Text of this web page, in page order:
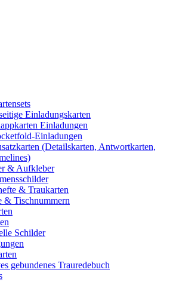
Einladungskarten
Einladungen
Einladungen
(Detailskarten, Antwortkarten,
& Aufkleber
& Traukarten
& Tischnummern
Schilder
gebundenes Trauredebuch